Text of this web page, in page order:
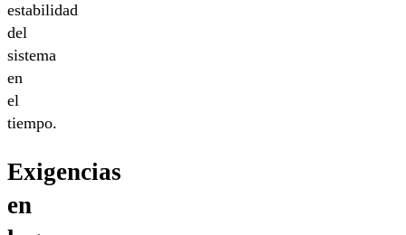
estabilidad
del
sistema
en
el
tiempo.
Exigencias
en